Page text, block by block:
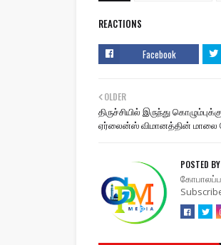
REACTIONS
Facebook
OLDER
திருச்சியில் இருந்து
ஏர்லைன்ஸ் விமானத்தின் மாலை
POSTED BY